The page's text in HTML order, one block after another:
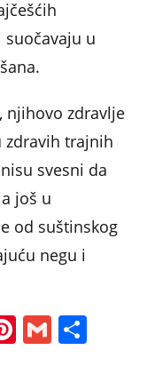
u
njihovo zdravlje
trajnih
svesni da
još u
od suštinskog
negu i
Pi G